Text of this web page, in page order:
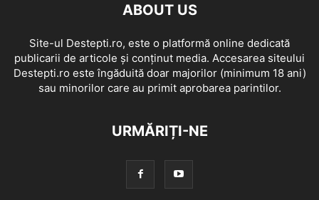
ABOUT US
Site-ul Destepti.ro, este o platformă online dedicată
publicarii de articole și conținut media. Accesarea siteului
Destepti.ro este îngăduită doar majorilor (minimum 18 ani)
sau minorilor care au primit aprobarea parintilor.
URMĂRIȚI-NE